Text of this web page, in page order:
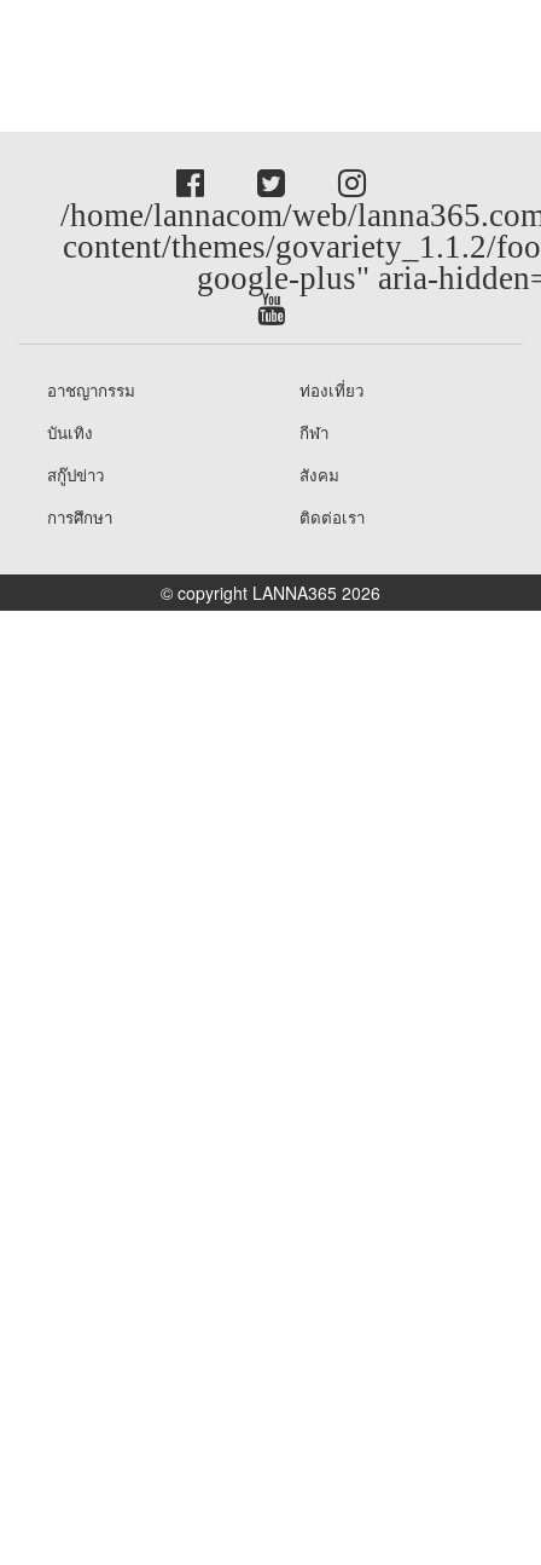
/home/lannacom/web/
content/themes/govariety_1.1.2/
google-plus" aria-
อาชญากรรม
ท่องเที่ยว
บันเทิง
กีฬา
สกู๊ปข่าว
สังคม
การศึกษา
ติดต่อเรา
© copyright LANNA365 2026